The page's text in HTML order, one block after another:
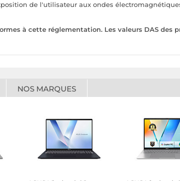
de l'utilisateur aux ondes
à cette réglementation. Les valeurs DAS
NOS MARQUES